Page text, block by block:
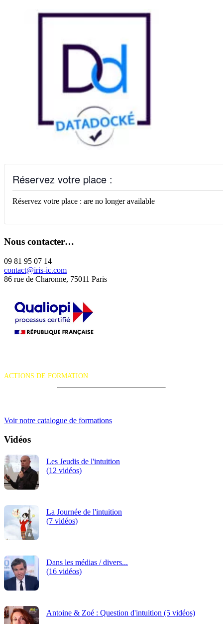
Réservez votre place :
Réservez votre place : are no longer available
Nous contacter…
09 81 95 07 14
contact@iris-ic.com
86 rue de Charonne, 75011 Paris
ACTIONS DE FORMATION
Voir notre catalogue de formations
Vidéos
Les Jeudis de l'intuition
(12 vidéos)
La Journée de l'intuition
(7 vidéos)
Dans les médias / divers...
(16 vidéos)
Antoine & Zoé : Question d'intuition (5 vidéos)